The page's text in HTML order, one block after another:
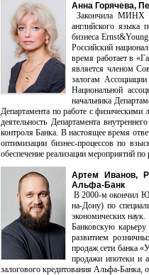
Анна Горячева,
Закончила МИНХ
английского языка
бизнеса
Российский
время работает в
является членом
залогам
Национальной
начальника
Департамента по работе с
деятельность Департамента
контроля Банка. В настоящее время
оптимизации бизнес-процессов по
обеспечение реализации мероприятий
Артем Иванов,
Альфа-Банк
В 2000-м окончил
на-Дону) по
экономических наук.
Банковскую
развитием
продаж сети банка
продажи ипотеки и
залогового кредитования Альфа-Банка,